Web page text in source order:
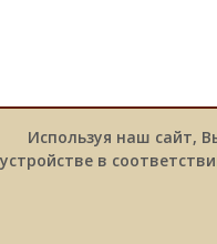
Используя наш сайт,
устройстве в